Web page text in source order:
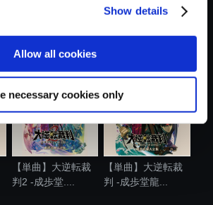
Show details
Allow all cookies
necessary cookies only
【単曲】大逆転裁
判2 -成歩堂....
【単曲】大逆転裁
判 -成歩堂龍...